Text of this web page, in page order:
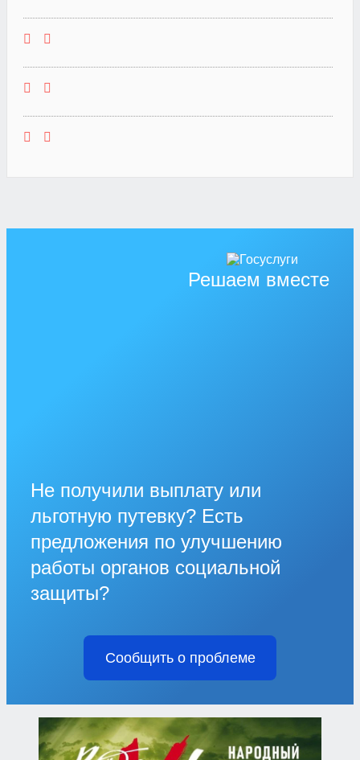
Решаем вместе
Не получили выплату или
льготную путевку? Есть
предложения по улучшению
работы органов социальной
защиты?
Сообщить о проблеме